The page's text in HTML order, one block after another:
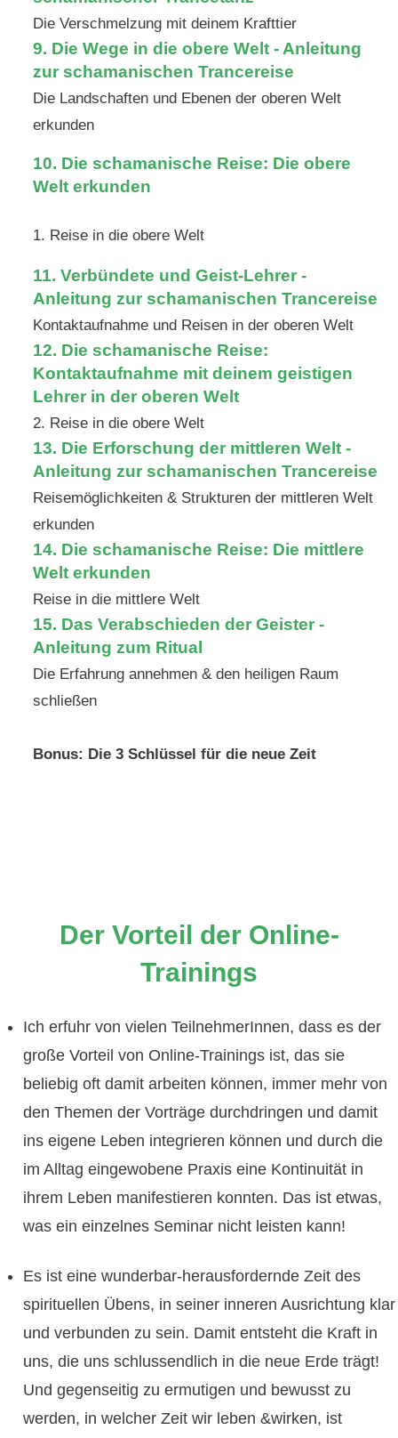
Die Verschmelzung mit deinem Krafttier
9. Die Wege in die obere Welt - Anleitung
zur schamanischen Trancereise
Die Landschaften und Ebenen der oberen Welt
erkunden
10. Die schamanische Reise: Die obere
Welt erkunden
1. Reise in die obere Welt
11. Verbündete und Geist-Lehrer -
Anleitung zur schamanischen Trancereise
Kontaktaufnahme und Reisen in der oberen Welt
12. Die schamanische Reise:
Kontaktaufnahme mit deinem geistigen
Lehrer in der oberen Welt
2. Reise in die obere Welt
13. Die Erforschung der mittleren Welt -
Anleitung zur schamanischen Trancereise
Reisemöglichkeiten & Strukturen der mittleren Welt
erkunden
14. Die schamanische Reise: Die mittlere
Welt erkunden
Reise in die mittlere Welt
15. Das Verabschieden der Geister -
Anleitung zum Ritual
Die Erfahrung annehmen & den heiligen Raum
schließen
Bonus: Die 3 Schlüssel für die neue Zeit
Der Vorteil der Online-
Trainings
Ich erfuhr von vielen TeilnehmerInnen, dass es der
große Vorteil von Online-Trainings ist, das sie
beliebig oft damit arbeiten können, immer mehr von
den Themen der Vorträge durchdringen und damit
ins eigene Leben integrieren können und durch die
im Alltag eingewobene Praxis eine Kontinuität in
ihrem Leben manifestieren konnten. Das ist etwas,
was ein einzelnes Seminar nicht leisten kann!
Es ist eine wunderbar-herausfordernde Zeit des
spirituellen Übens, in seiner inneren Ausrichtung klar
und verbunden zu sein. Damit entsteht die Kraft in
uns, die uns schlussendlich in die neue Erde trägt!
Und gegenseitig zu ermutigen und bewusst zu
werden, in welcher Zeit wir leben &wirken, ist